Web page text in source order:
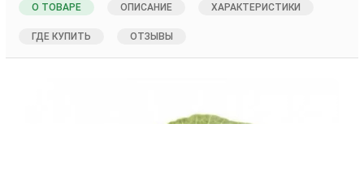
О ТОВАРЕ ОПИСАНИЕ ХАРАКТЕРИСТИКИ
ГДЕ КУПИТЬ ОТЗЫВЫ